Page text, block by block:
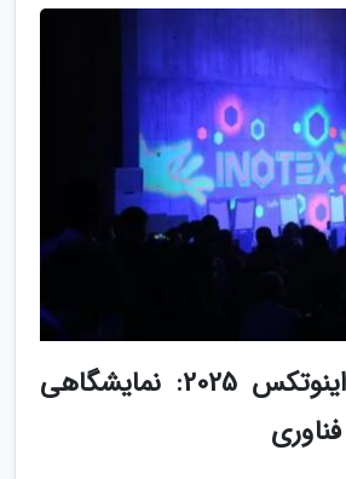
ابعاد گسترده اینوتکس 2025: نمایشگاهی